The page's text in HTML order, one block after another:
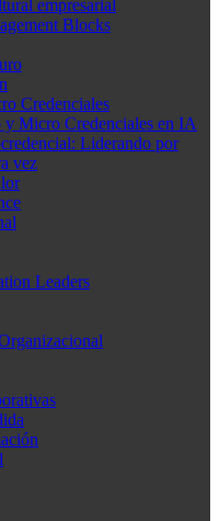
empresarial
Blocks
Credenciales
y Micro Credenciales en IA
Liderando por
vez
Leaders